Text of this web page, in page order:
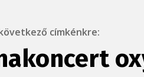
címkénkre: